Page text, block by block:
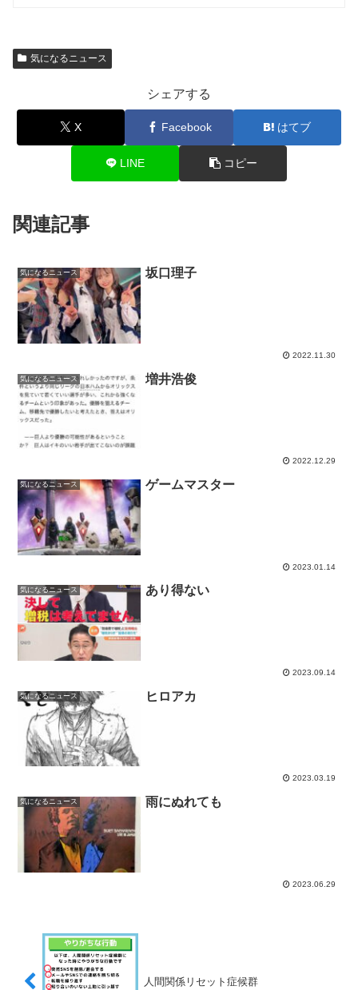
気になるニュース
シェアする
X Facebook はてブ
LINE コピー
関連記事
気になるニュース 坂口理子
2022.11.30
気になるニュース 増井浩俊
2022.12.29
気になるニュース ゲームマスター
2023.01.14
気になるニュース あり得ない
2023.09.14
気になるニュース ヒロアカ
2023.03.19
気になるニュース 雨にぬれても
2023.06.29
人間関係リセット症候群